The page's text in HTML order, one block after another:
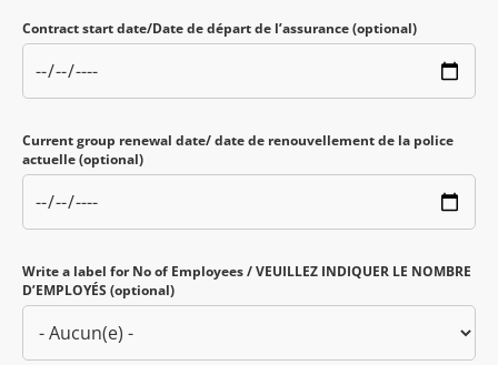
Contract start date/Date de départ de l’assurance (optional)
Current group renewal date/ date de renouvellement de la police
actuelle (optional)
Write a label for No of Employees / VEUILLEZ INDIQUER LE NOMBRE
D’EMPLOYÉS (optional)